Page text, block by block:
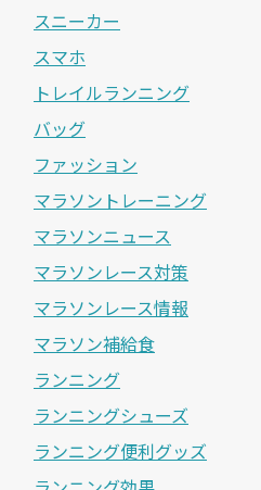
スニーカー
スマホ
トレイルランニング
バッグ
ファッション
マラソントレーニング
マラソンニュース
マラソンレース対策
マラソンレース情報
マラソン補給食
ランニング
ランニングシューズ
ランニング便利グッズ